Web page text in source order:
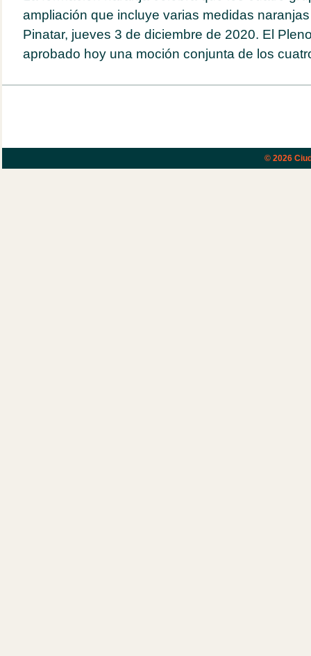
ampliación que incluye varias medidas
Pinatar, jueves 3 de diciembre de 2020. El
aprobado hoy una moción conjunta de los
© 2026